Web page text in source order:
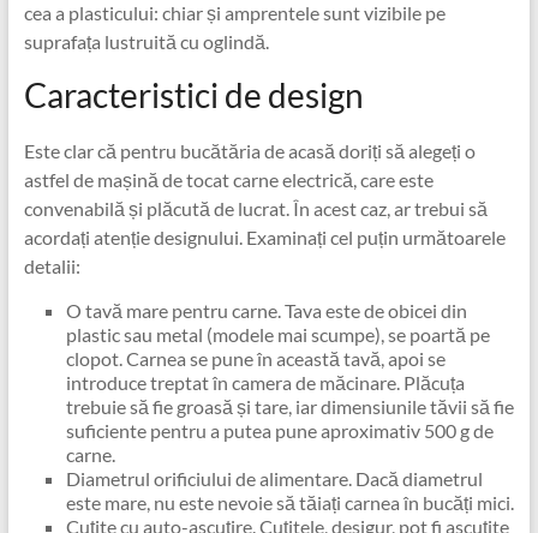
cea a plasticului: chiar și amprentele sunt vizibile pe
suprafața lustruită cu oglindă.
Caracteristici de design
Este clar că pentru bucătăria de acasă doriți să alegeți o
astfel de mașină de tocat carne electrică, care este
convenabilă și plăcută de lucrat. În acest caz, ar trebui să
acordați atenție designului. Examinați cel puțin următoarele
detalii:
O tavă mare pentru carne. Tava este de obicei din
plastic sau metal (modele mai scumpe), se poartă pe
clopot. Carnea se pune în această tavă, apoi se
introduce treptat în camera de măcinare. Plăcuța
trebuie să fie groasă și tare, iar dimensiunile tăvii să fie
suficiente pentru a putea pune aproximativ 500 g de
carne.
Diametrul orificiului de alimentare. Dacă diametrul
este mare, nu este nevoie să tăiați carnea în bucăți mici.
Cuțite cu auto-ascuțire. Cuțitele, desigur, pot fi ascuțite